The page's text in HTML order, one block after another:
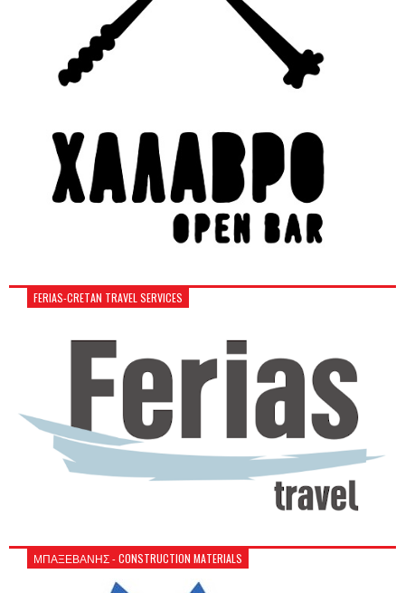
FERIAS-CRETAN TRAVEL SERVICES
ΜΠΑΞΕΒΑΝΗΣ - CONSTRUCTION MATERIALS